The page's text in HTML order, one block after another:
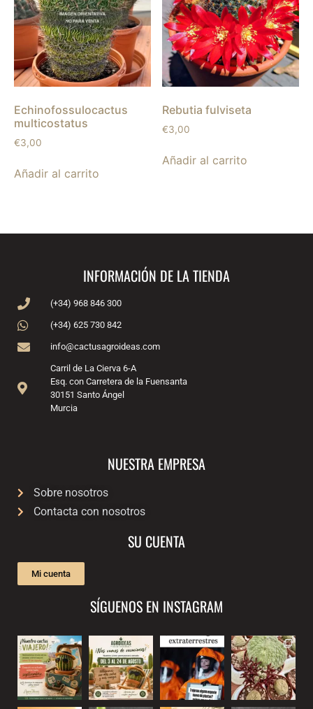
Echinofossulocactus
multicostatus
€3,00
Añadir al carrito
Rebutia fulviseta
€3,00
Añadir al carrito
INFORMACIÓN DE LA TIENDA
(+34) 968 846 300
(+34) 625 730 842
info@cactusagroideas.com
Carril de La Cierva 6-A
Esq. con Carretera de la Fuensanta
30151 Santo Ángel
Murcia
NUESTRA EMPRESA
Sobre nosotros
Contacta con nosotros
SU CUENTA
Mi cuenta
SÍGUENOS EN INSTAGRAM